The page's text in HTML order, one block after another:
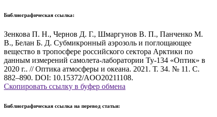
Библиографическая ссылка:
Зенкова П. Н., Чернов Д. Г., Шмаргунов В. П., Панченко М.
В., Белан Б. Д. Субмикронный аэрозоль и поглощающее
вещество в тропосфере российского сектора Арктики по
данным измерений самолета-лаборатории Ту-134 «Оптик» в
2020 г.. // Оптика атмосферы и океана. 2021. Т. 34. № 11. С.
882–890. DOI: 10.15372/AOO20211108.
Скопировать ссылку в буфер обмена
Библиографическая ссылка на перевод статьи: